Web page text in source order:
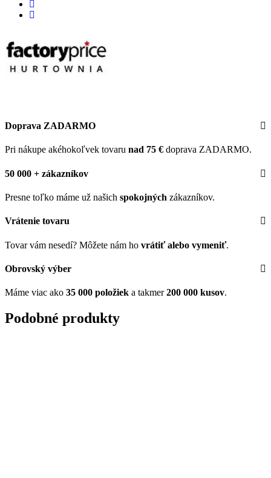
Doprava ZADARMO
Pri nákupe akéhokoľvek tovaru nad 75 € doprava ZADARMO.
50 000 + zákazníkov
Presne toľko máme už našich spokojných zákazníkov.
Vrátenie tovaru
Tovar vám nesedí? Môžete nám ho vrátiť alebo vymeniť.
Obrovský výber
Máme viac ako 35 000 položiek a takmer200 000 kusov.
Podobné produkty